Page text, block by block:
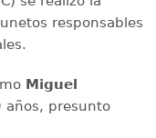
responsables
Miguel
años, presunto